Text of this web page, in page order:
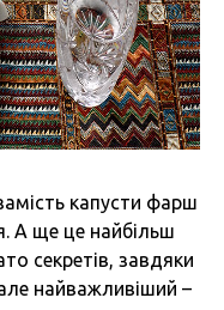
капусти фарш
А ще це найбільш
секретів, завдяки
найважливіший –